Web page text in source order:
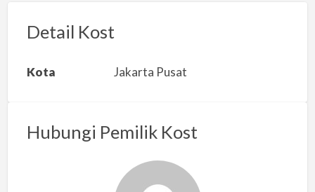
r
a
s
Detail Kost
Kota Jakarta Pusat
Hubungi Pemilik Kost